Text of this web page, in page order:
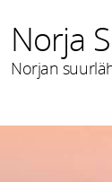
Norja
Norjan